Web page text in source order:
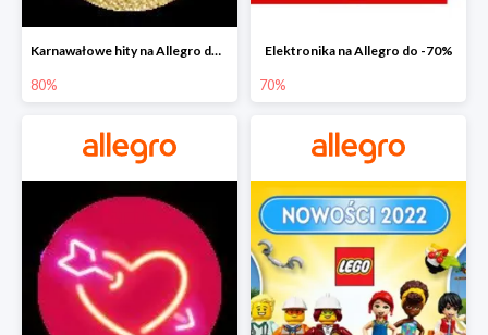
Karnawałowe hity na Allegro do -80%
80%
Elektronika na Allegro do -70%
70%